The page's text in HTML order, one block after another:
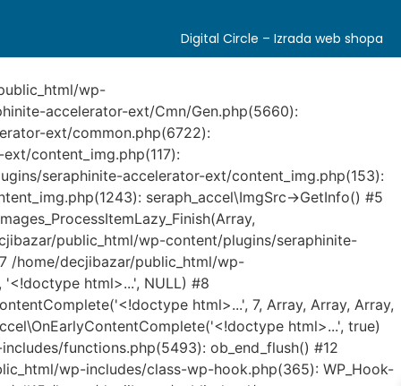
Digital Circle – Izrada web shopa
wp-
accelerator-ext/Cmn/Gen.php(5660):
ext/common.php(6722):
content_img.php(117):
seraphinite-accelerator-ext/content_img.php(153):
seraph_accel\ImgSrc->GetInfo() #5
public_html/wp-content/plugins/seraphinite-
/home/decjibazar/public_html/wp-
html>...', NULL) #8
html>...', 7, Array, Array, Array,
html>...', true)
functions.php(5493): ob_end_flush() #12
wp-includes/class-wp-hook.php(365): WP_Hook-